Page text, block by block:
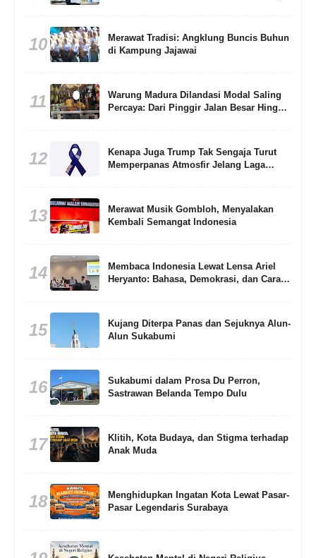
10
Merawat Tradisi: Angklung Buncis Buhun
di Kampung Jajawai
11
Warung Madura Dilandasi Modal Saling
Percaya: Dari Pinggir Jalan Besar Hingga
12
Kenapa Juga Trump Tak Sengaja Turut
Memperpanas Atmosfir Jelang Laga
13
Merawat Musik Gombloh, Menyalakan
Kembali Semangat Indonesia
14
Membaca Indonesia Lewat Lensa Ariel
Heryanto: Bahasa, Demokrasi, dan Cara
15
Kujang Diterpa Panas dan Sejuknya Alun-
Alun Sukabumi
16
Sukabumi dalam Prosa Du Perron,
Sastrawan Belanda Tempo Dulu
17
Klitih, Kota Budaya, dan Stigma terhadap
Anak Muda
18
Menghidupkan Ingatan Kota Lewat Pasar-
Pasar Legendaris Surabaya